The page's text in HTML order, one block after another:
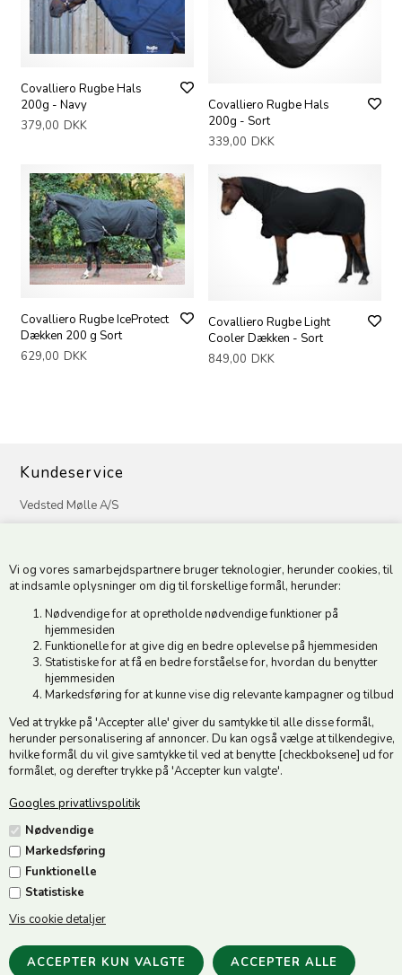
Vi og vores samarbejdspartnere bruger teknologier, herunder cookies, til
at indsamle oplysninger om dig til forskellige formål, herunder:
Nødvendige for at opretholde nødvendige funktioner på
hjemmesiden
Funktionelle for at give dig en bedre oplevelse på hjemmesiden
Statistiske for at få en bedre forståelse for, hvordan du benytter
hjemmesiden
Markedsføring for at kunne vise dig relevante kampagner og tilbud
Ved at trykke på 'Accepter alle' giver du samtykke til alle disse formål,
herunder personalisering af annoncer. Du kan også vælge at tilkendegive,
hvilke formål du vil give samtykke til ved at benytte [checkboksene] ud for
formålet, og derefter trykke på 'Accepter kun valgte'.
Googles privatlivspolitik
Nødvendige
Markedsføring
Funktionelle
Statistiske
Vis cookie detaljer
Covalliero Rugbe Hals
200g - Navy
379,00 DKK
Covalliero Rugbe Hals
200g - Sort
339,00 DKK
Covalliero Rugbe IceProtect
Dækken 200 g Sort
629,00 DKK
Covalliero Rugbe Light
Cooler Dækken - Sort
849,00 DKK
Kundeservice
Vedsted Mølle A/S
CVR 49879415 Mailvedstedmoelle@post.tele.dk
Åbningstider: Man-Fre 9.00-17.00 | Middagslukket 12.00-12.30 |
Lørdag 9.00-12.00
Hold dig opdateret
Tilmeld dig vores nyhedsbrev og modtag gode tilbud :)
Jeg accepterer vilkårene
Følg os